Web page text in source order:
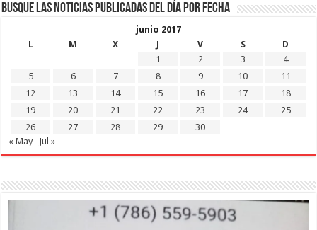
Busque las noticias publicadas del día por fecha
junio 2017
L
M X J V S
D
1
2 3
4
5
6 7 8 9 10
11
12
13 14 15 16 17
18
19
20 21 22 23 24
25
26
27 28 29
30
« May
Jul »